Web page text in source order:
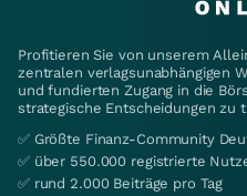
Profitieren Sie von unserem
zentralen verlagsunabhängigen
und fundierten Zugang in die
strategische Entscheidungen zu
✅ Größte Finanz-Community
✅ über 550.000 registrierte
✅ rund 2.000 Beiträge pro Tag